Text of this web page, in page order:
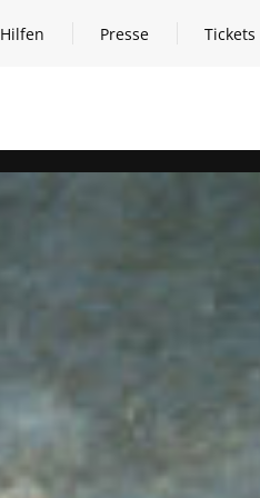
Hilfen
Hilfen öffnen Presse Tickets